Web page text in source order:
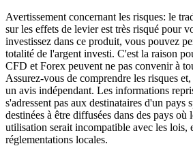
Avertissement concernant les risques: le
sur les effets de levier est très risqué pour
investissez dans ce produit, vous pouvez
totalité de l'argent investi. C'est la raison
CFD et Forex peuvent ne pas convenir à
Assurez-vous de comprendre les risques
un avis indépendant. Les informations
s'adressent pas aux destinataires d'un pays
destinées à être diffusées dans des pays
utilisation serait incompatible avec les lois,
réglementations locales.